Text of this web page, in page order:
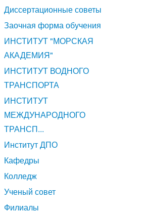
Диссертационные советы
Заочная форма обучения
ИНСТИТУТ "МОРСКАЯ
АКАДЕМИЯ"
ИНСТИТУТ ВОДНОГО
ТРАНСПОРТА
ИНСТИТУТ
МЕЖДУНАРОДНОГО
ТРАНСП...
Институт ДПО
Кафедры
Колледж
Ученый совет
Филиалы